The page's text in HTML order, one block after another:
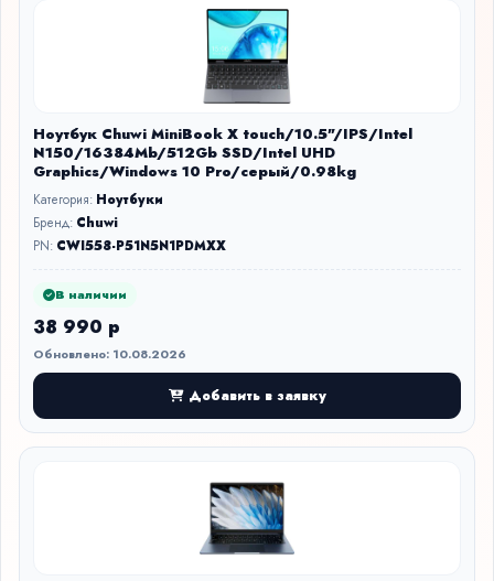
Ноутбук Chuwi MiniBook X touch/10.5"/IPS/Intel
N150/16384Mb/512Gb SSD/Intel UHD
Graphics/Windows 10 Pro/серый/0.98kg
Категория: Ноутбуки
Бренд: Chuwi
PN: CWI558-P51N5N1PDMXX
В наличии
38 990 р
Обновлено: 10.08.2026
Добавить в заявку